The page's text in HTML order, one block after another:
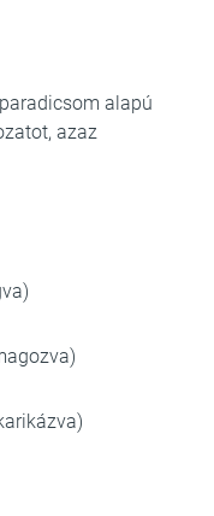
alapú
azaz